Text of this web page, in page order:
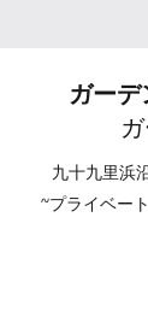
ガー
九十九里浜
~プライベー